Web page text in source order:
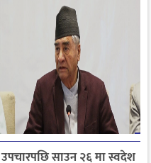
उपचारपछि साउन २६ मा स्वदेश